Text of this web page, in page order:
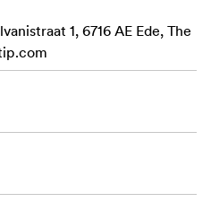
1, 6716 AE Ede, The